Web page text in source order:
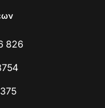
826